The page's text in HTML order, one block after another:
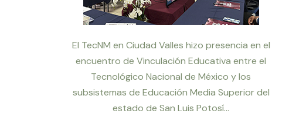
El TecNM en Ciudad Valles hizo presencia en el
encuentro de Vinculación Educativa entre el
Tecnológico Nacional de México y los
subsistemas de Educación Media Superior del
estado de San Luis Potosí...